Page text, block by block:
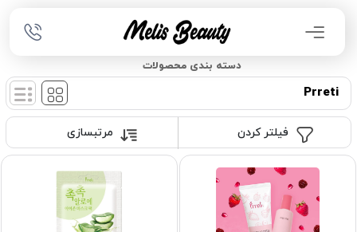
دسته بندی محصولات
Prreti
مرتبسازی فیلتر کردن